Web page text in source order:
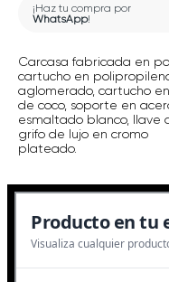
¡Haz tu compra por
WhatsApp!
Carcasa fabricada en
cartucho en
aglomerado, cartucho
de coco, soporte en
esmaltado blanco, llave
grifo de lujo en cromo
plateado.